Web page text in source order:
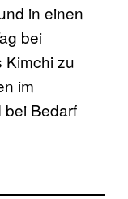
in einen
bei
Kimchi zu
im
Bedarf